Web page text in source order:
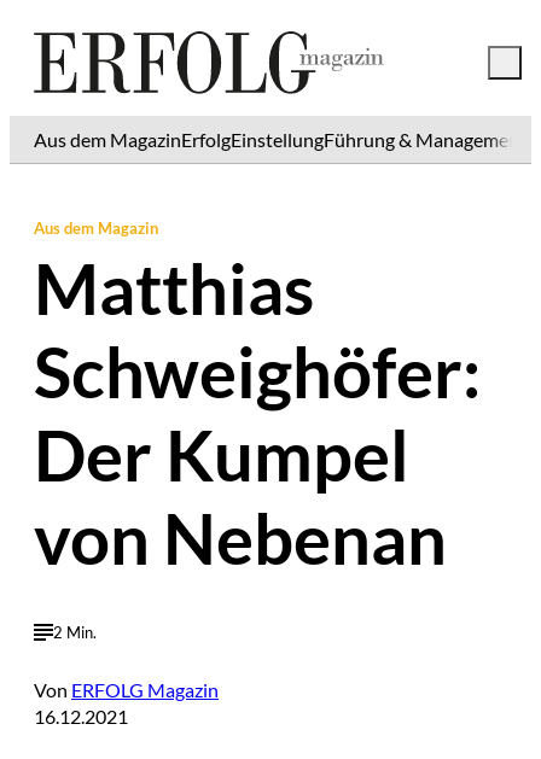
Aus dem MagazinErfolgEinstellungFührung & Management
Aus dem Magazin
Matthias
Schweighöfer:
Der Kumpel
von Nebenan
2 Min.
Von ERFOLG Magazin
16.12.2021